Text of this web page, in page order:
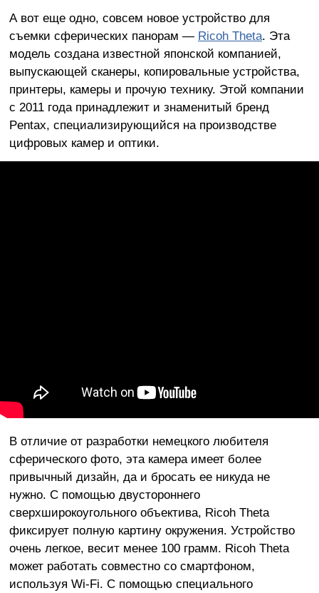
А вот еще одно, совсем новое устройство для
съемки сферических панорам — Ricoh Theta. Эта
модель создана известной японской компанией,
выпускающей сканеры, копировальные устройства,
принтеры, камеры и прочую технику. Этой компании
с 2011 года принадлежит и знаменитый бренд
Pentax, специализирующийся на производстве
цифровых камер и оптики.
В отличие от разработки немецкого любителя
сферического фото, эта камера имеет более
привычный дизайн, да и бросать ее никуда не
нужно. С помощью двустороннего
сверхширокоугольного объектива, Ricoh Theta
фиксирует полную картину окружения. Устройство
очень легкое, весит менее 100 грамм. Ricoh Theta
может работать совместно со смартфоном,
используя Wi-Fi. C помощью специального